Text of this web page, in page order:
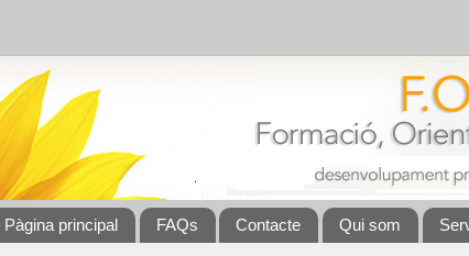
Pàgina principal FAQs Contacte Qui som